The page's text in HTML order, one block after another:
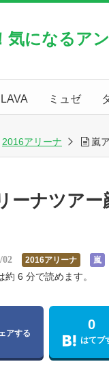
気になるア
LAVA ミュゼ
2016アリーナ 嵐
ーナツア
2016アリーナ 嵐
約 6 分で読めます。
アする
0
はてブ